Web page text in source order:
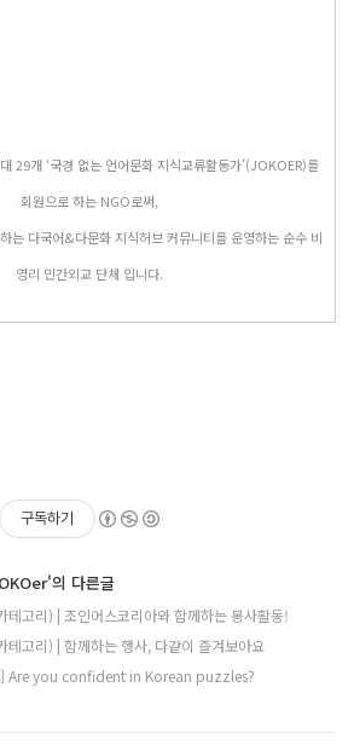
29개 ‘국경 없는 언어문화 지식교류활동가’(JOKOER)를
회원으로 하는 NGO로써,
는 다국어&다문화 지식허브 커뮤니티를 운영하는 순수 비
영리 민간외교 단체 입니다.
구독하기
의 다른글
테고리) | 조인어스코리아와 함께하는 봉사활동!
테고리) | 함께하는 행사, 다같이 즐겨보아요
Are you confident in Korean puzzles?